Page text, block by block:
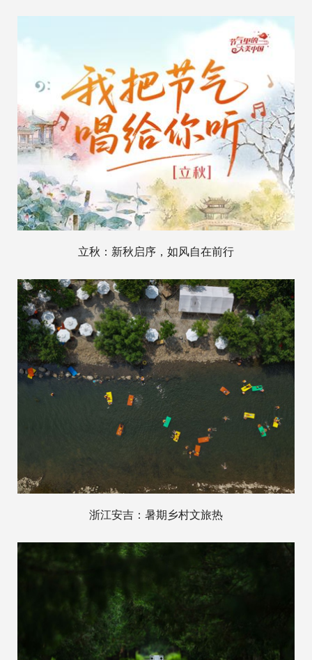
立秋：新秋启序，如风自在前行
浙江安吉：暑期乡村文旅热